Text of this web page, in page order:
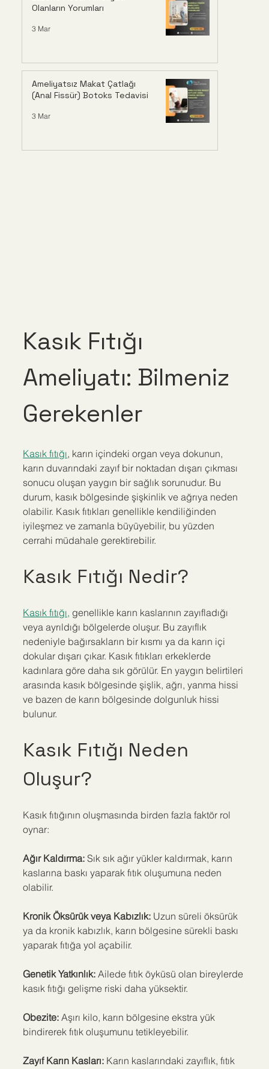
Olanların Yorumları
3 Mar
Ameliyatsız Makat Çatlağı
(Anal Fissür) Botoks Tedavisi
3 Mar
Kasık Fıtığı
Ameliyatı: Bilmeniz
Gerekenler
Kasık fıtığı, karın içindeki organ veya dokunun,
karın duvarındaki zayıf bir noktadan dışarı çıkması
sonucu oluşan yaygın bir sağlık sorunudur. Bu
durum, kasık bölgesinde şişkinlik ve ağrıya neden
olabilir. Kasık fıtıkları genellikle kendiliğinden
iyileşmez ve zamanla büyüyebilir, bu yüzden
cerrahi müdahale gerektirebilir.
Kasık Fıtığı Nedir?
Kasık fıtığı, genellikle karın kaslarının zayıfladığı
veya ayrıldığı bölgelerde oluşur. Bu zayıflık
nedeniyle bağırsakların bir kısmı ya da karın içi
dokular dışarı çıkar. Kasık fıtıkları erkeklerde
kadınlara göre daha sık görülür. En yaygın belirtileri
arasında kasık bölgesinde şişlik, ağrı, yanma hissi
ve bazen de karın bölgesinde dolgunluk hissi
bulunur.
Kasık Fıtığı Neden
Oluşur?
Kasık fıtığının oluşmasında birden fazla faktör rol
oynar:
Ağır Kaldırma: Sık sık ağır yükler kaldırmak, karın
kaslarına baskı yaparak fıtık oluşumuna neden
olabilir.
Kronik Öksürük veya Kabızlık: Uzun süreli öksürük
ya da kronik kabızlık, karın bölgesine sürekli baskı
yaparak fıtığa yol açabilir.
Genetik Yatkınlık: Ailede fıtık öyküsü olan bireylerde
kasık fıtığı gelişme riski daha yüksektir.
Obezite: Aşırı kilo, karın bölgesine ekstra yük
bindirerek fıtık oluşumunu tetikleyebilir.
Zayıf Karın Kasları: Karın kaslarındaki zayıflık, fıtık